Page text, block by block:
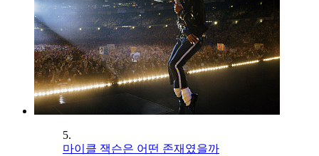
5.
마이클 잭슨은 어떤 존재였을까